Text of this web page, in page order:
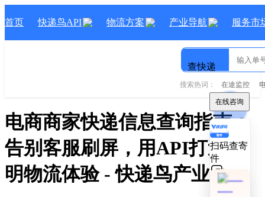
在线咨询
扫码查寄
件
技术对接
首页 快递鸟API 物流方案 产业导航 服务市
查快递
搜索热词： 在途监控
电商商家快递信息查询指南：
告别客服刷屏，用API打造透
明物流体验- 快递鸟产业资讯
在线咨询
扫码查寄
件
技术对接